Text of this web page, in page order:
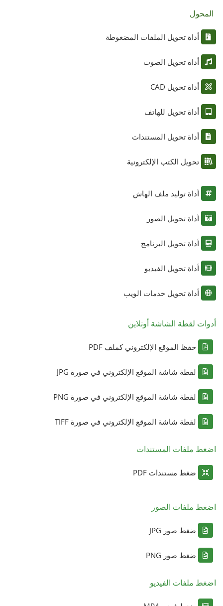
المحول
أداة تحويل الملفات المضغوطة
أداة تحويل الصوت
أداة تحويل CAD
أداة تحويل للهاتف
أداة تحويل المستندات
تحويل الكتب الإلكترونية
أداة توليد ملف الهاش
أداة تحويل الصور
أداة تحويل البرنامج
أداة تحويل الفيديو
أداة تحويل خدمات الويب
أدوات لقطة الشاشة أونلاين
حفظ الموقع الإلكتروني كملف PDF
لقطة شاشة الموقع الإلكتروني في صورة JPG
لقطة شاشة الموقع الإلكتروني في صورة PNG
لقطة شاشة الموقع الإلكتروني في صورة TIFF
اضغط ملفات المستندات
ضغط مستندات PDF
اضغط ملفات الصور
ضغط صور JPG
ضغط صور PNG
اضغط ملفات الفيديو